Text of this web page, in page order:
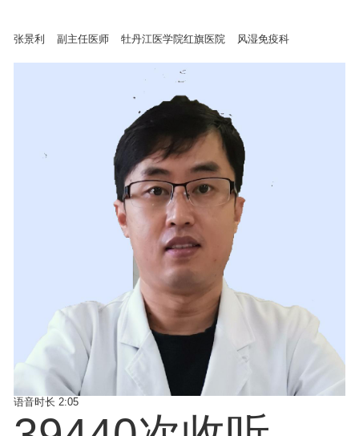
张景利 副主任医师 牡丹江医学院红旗医院 风湿免疫科
语音时长 2:05